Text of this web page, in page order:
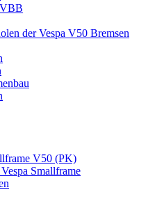
der Vespa V50 Bremsen
V50 (PK)
Smallframe